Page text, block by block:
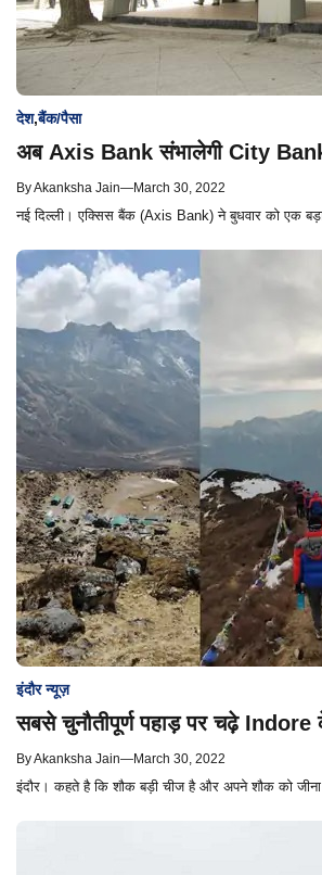
देश,बैंक/पैसा
अब Axis Bank संभालेगी City Bank
ByAkanksha Jain—March 30, 2022
नई दिल्ली। एक्सिस बैंक (Axis Bank) ने बुधवार को एक
इंदौर न्यूज़
सबसे चुनौतीपूर्ण पहाड़ पर चढ़े
ByAkanksha Jain—March 30, 2022
इंदौर। कहते है कि शौक बड़ी चीज है और अपने शौक को